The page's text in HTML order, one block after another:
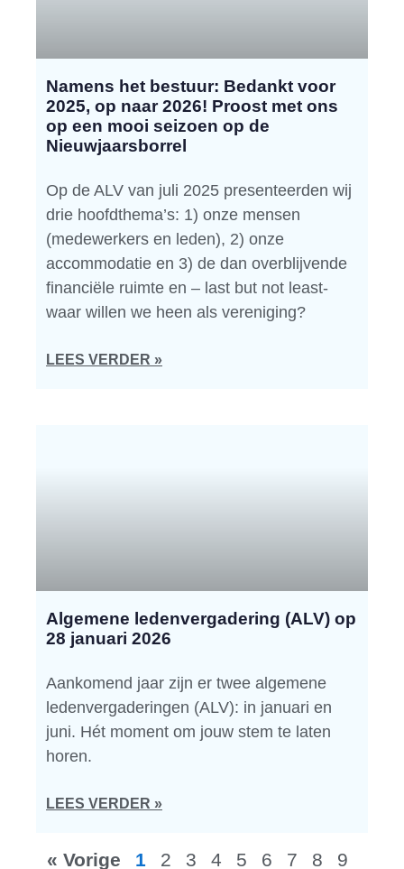
Namens het bestuur: Bedankt voor
2025, op naar 2026! Proost met ons
op een mooi seizoen op de
Nieuwjaarsborrel
Op de ALV van juli 2025 presenteerden wij
drie hoofdthema’s: 1) onze mensen
(medewerkers en leden), 2) onze
accommodatie en 3) de dan overblijvende
financiële ruimte en – last but not least-
waar willen we heen als vereniging?
LEES VERDER »
Algemene ledenvergadering (ALV) op
28 januari 2026
Aankomend jaar zijn er twee algemene
ledenvergaderingen (ALV): in januari en
juni. Hét moment om jouw stem te laten
horen.
LEES VERDER »
« Vorige 1 2 3 4 5 6 7 8
9